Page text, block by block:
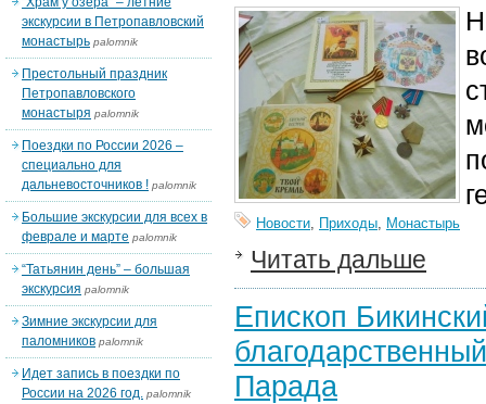
Новости, Приходы, Монастырь
Читать дальше
Епископ
Парада
экскурсии в Петропавловский
монастырь palomnik
Престольный праздник
Петропавловского
монастыря palomnik
Поездки по России 2026 –
специально для
дальневосточников ! palomnik
Большие экскурсии для всех в
феврале и марте palomnik
“Татьянин день” – большая
экскурсия palomnik
Зимние экскурсии для
паломников palomnik
Идет запись в поездки по
России на 2026 год. palomnik